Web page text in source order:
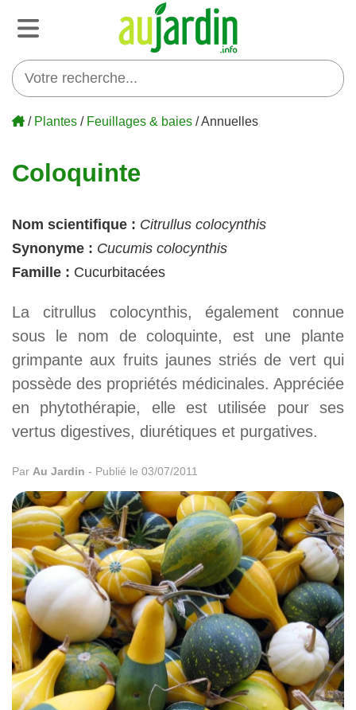
/ Plantes / Feuillages & baies / Annuelles
Coloquinte
Nom scientifique : Citrullus colocynthis
Synonyme : Cucumis colocynthis
Famille : Cucurbitacées
La citrullus colocynthis, également connue
sous le nom de coloquinte, est une plante
grimpante aux fruits jaunes striés de vert qui
possède des propriétés médicinales. Appréciée
en phytothérapie, elle est utilisée pour ses
vertus digestives, diurétiques et purgatives.
Par Au Jardin - Publié le 03/07/2011